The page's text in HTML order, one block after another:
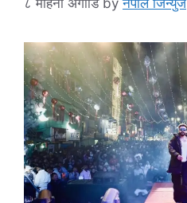
८ महिना अगाडि byनेपाल जिन्युज